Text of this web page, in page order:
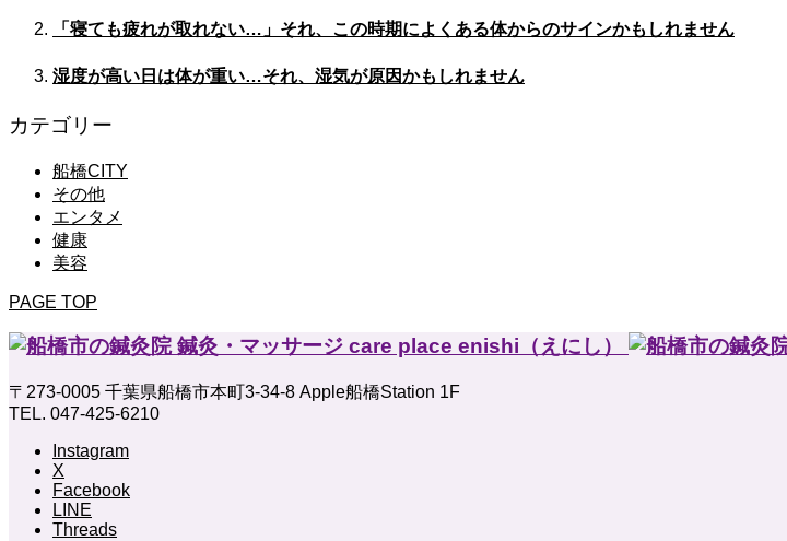
「寝ても疲れが取れない…」それ、この時期によくある体からのサインかもしれません
湿度が高い日は体が重い…それ、湿気が原因かもしれません
カテゴリー
船橋CITY
その他
エンタメ
健康
美容
PAGE TOP
〒273-0005 千葉県船橋市本町3-34-8 Apple船橋Station 1F
TEL. 047-425-6210
Instagram
X
Facebook
LINE
Threads